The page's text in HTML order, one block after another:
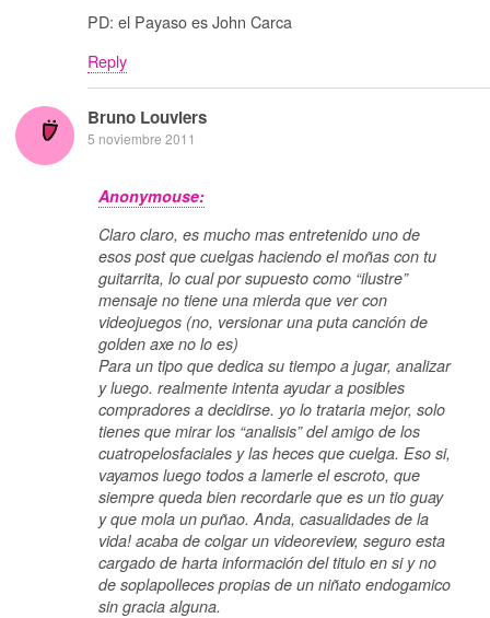
PD: el Payaso es John Carca
Reply
Bruno Louviers
5 noviembre 2011
Anonymouse:
Claro claro, es mucho mas entretenido uno de
esos post que cuelgas haciendo el moñas con tu
guitarrita, lo cual por supuesto como “ilustre”
mensaje no tiene una mierda que ver con
videojuegos (no, versionar una puta canción de
golden axe no lo es)
Para un tipo que dedica su tiempo a jugar, analizar
y luego. realmente intenta ayudar a posibles
compradores a decidirse. yo lo trataria mejor, solo
tienes que mirar los “analisis” del amigo de los
cuatropelosfaciales y las heces que cuelga. Eso si,
vayamos luego todos a lamerle el escroto, que
siempre queda bien recordarle que es un tio guay
y que mola un puñao. Anda, casualidades de la
vida! acaba de colgar un videoreview, seguro esta
cargado de harta información del titulo en si y no
de soplapolleces propias de un niñato endogamico
sin gracia alguna.